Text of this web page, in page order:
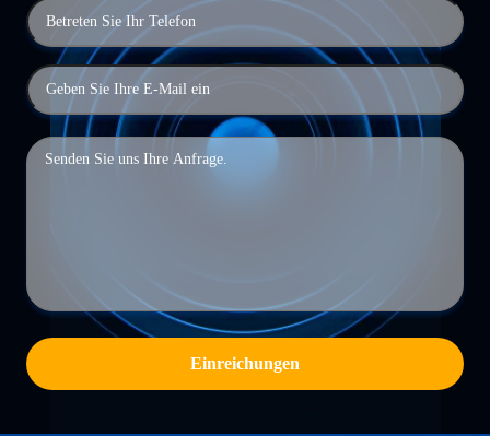
Einreichungen